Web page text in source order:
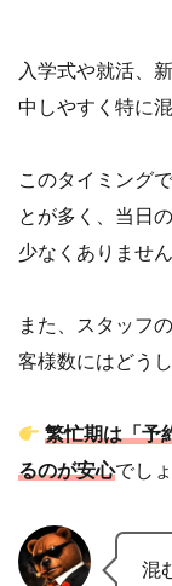
入学式や就活、
中しやすく特に
このタイミング
とが多く、当日
少なくありません
また、スタッフ
客様数にはどう
繁忙期は「予
るのが安心でしょ
混